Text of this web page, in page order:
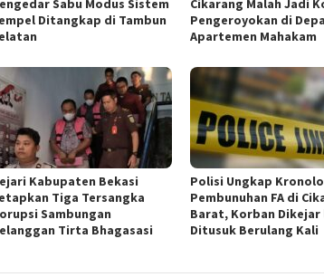
Ditangkap di Tambun
Pengeroyokan di
Apartemen Mahakam
Kabupaten Bekasi
Tiga Tersangka
Sambungan
Tirta Bhagasasi
Polisi Ungkap
Pembunuhan FA di
Barat, Korban Dikejar
Ditusuk Berulang Kali